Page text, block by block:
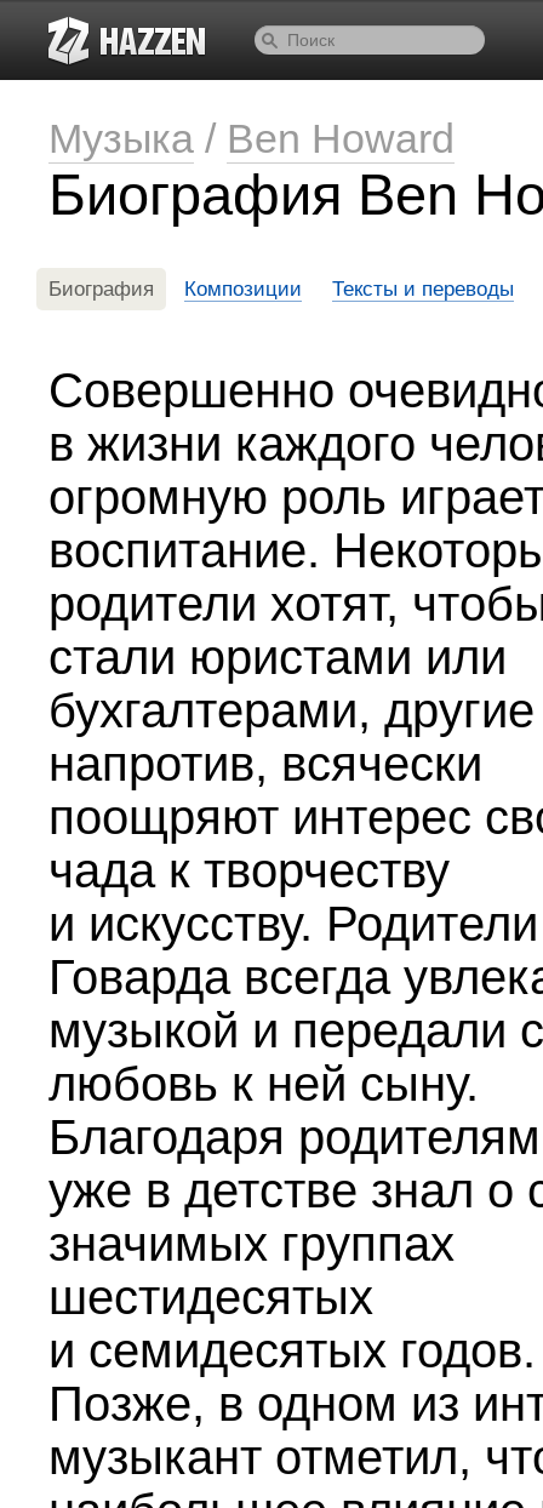
Музыка / Ben Howard
Биография Ben
Биография Композиции Тексты и переводы
Совершенно
в жизни каждого
огромную роль
воспитание.
родители хотят,
стали юристами или
бухгалтерами,
напротив, всячески
поощряют интерес
чада к творчеству
и искусству.
Говарда всегда
музыкой и передали
любовь к ней сыну.
Благодаря
уже в детстве знал о
значимых группах
шестидесятых
и семидесятых годов.
Позже, в одном из
музыкант отметил,